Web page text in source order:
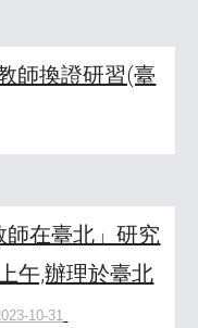
師換證研習(臺
在臺北」研究
午,辦理於臺北
10-31